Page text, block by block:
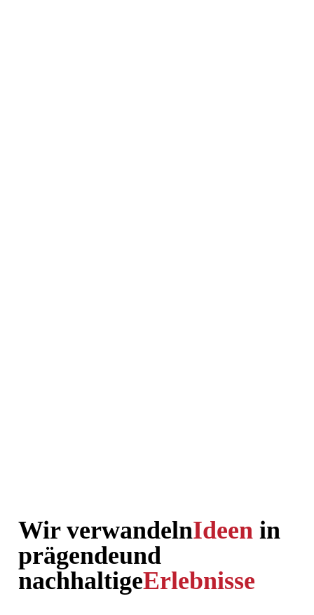
Wir verwandelnIdeen in
prägendeund
nachhaltigeErlebnisse